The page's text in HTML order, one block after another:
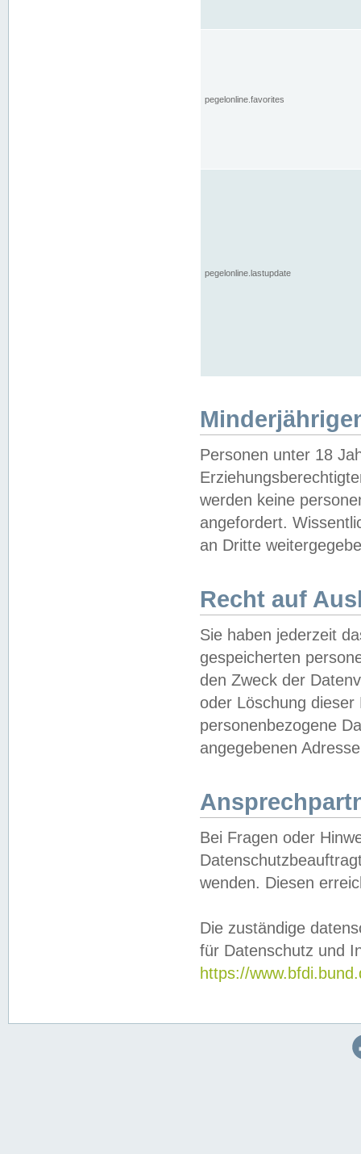
pegelonline.favorites
pegelonline.lastupdate
Personen unter 18
werden keine
angefordert.
an Dritte
Recht auf
Sie haben jederzeit
gespeicherten
den Zweck der
oder Löschung
personenbezogene
angegebenen
Bei Fragen oder
wenden. Diesen
Die zuständige
für Datenschutz und
https://